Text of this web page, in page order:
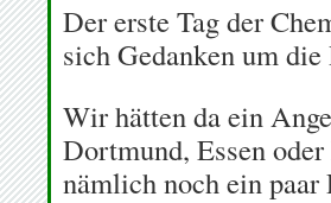
Der erste Tag der
sich Gedanken um
Wir hätten da ein
Dortmund, Essen
nämlich noch ein